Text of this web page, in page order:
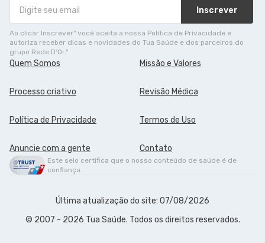
Inscrever
Ao clicar Inscrever" você aceita a nossa Política de Privacidade e
autoriza receber dicas e novidades do Tua Saúde e dos parceiros do
grupo Rede D'Or."
Quem Somos Missão e Valores
Processo criativo Revisão Médica
Política de Privacidade Termos de Uso
Anuncie com a gente Contato
Este selo certifica que o nosso conteúdo de saúde é de
confiança.
Última atualização do site: 07/08/2026
© 2007 - 2026 Tua Saúde. Todos os direitos reservados.